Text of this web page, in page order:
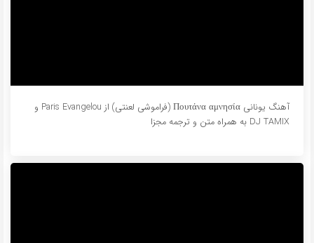
آهنگ یونانی Πουτάνα αμνησία (فراموشی لعنتی) از Paris Evangelou و
DJ TAMIX به همراه متن و ترجمه مجزا